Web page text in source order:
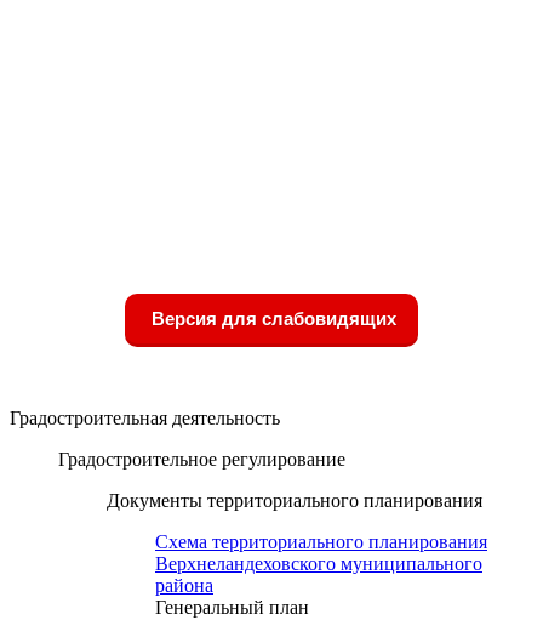
Версия для слабовидящих
Градостроительная деятельность
Градостроительное регулирование
Документы территориального планирования
Схема территориального планирования
Верхнеландеховского муниципального
района
Генеральный план